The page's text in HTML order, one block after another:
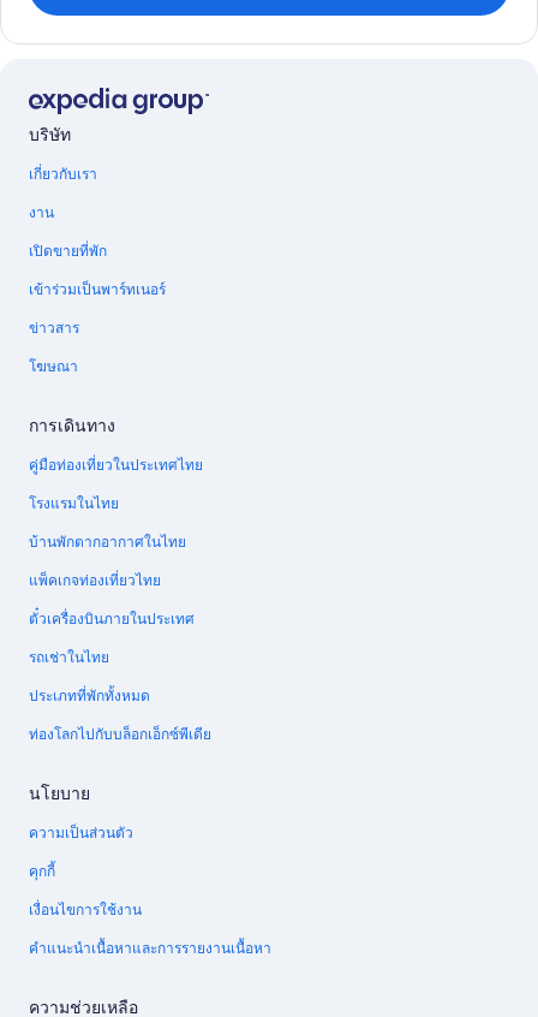
บริษัท
เกี่ยวกับเรา
งาน
เปิดขายที่พัก
เข้าร่วมเป็นพาร์ทเนอร์
ข่าวสาร
โฆษณา
การเดินทาง
คู่มือท่องเที่ยวในประเทศไทย
โรงแรมในไทย
บ้านพักตากอากาศในไทย
แพ็คเกจท่องเที่ยวไทย
ตั๋วเครื่องบินภายในประเทศ
รถเช่าในไทย
ประเภทที่พักทั้งหมด
ท่องโลกไปกับบล็อกเอ็กซ์พีเดีย
นโยบาย
ความเป็นส่วนตัว
คุกกี้
เงื่อนไขการใช้งาน
คำแนะนำเนื้อหาและการรายงานเนื้อหา
ความช่วยเหลือ